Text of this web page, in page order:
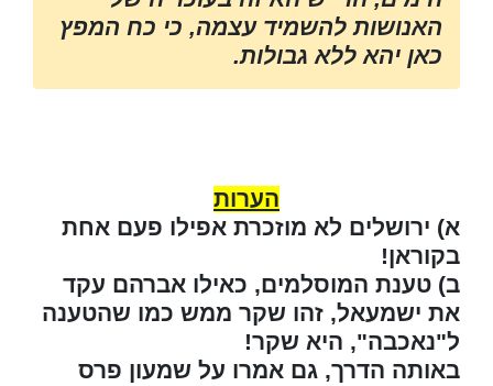
האנושות להשמיד עצמה, כי כח המפץ
כאן יהא ללא גבולות.
הערות
א) ירושלים לא מוזכרת אפילו פעם אחת
בקוראן!
ב) טענת המוסלמים, כאילו אברהם עקד
את ישמעאל, זהו שקר ממש כמו שהטענה
ל"נאכבה", היא שקר!
באותה הדרך, גם אמרו על שמעון פרס